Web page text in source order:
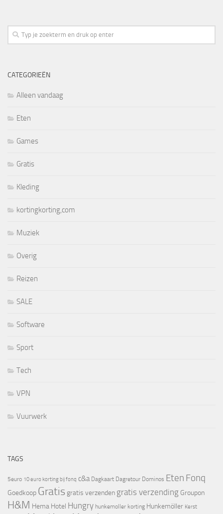
CATEGORIEËN
Alleen vandaag
Eten
Games
Gratis
Kleding
kortingkorting,com
Muziek
Overig
Reizen
SALE
Software
Sport
Tech
VPN
Vuurwerk
TAGS
5euro 10 euro korting bij fonq c&a Dagkaart Dagretour Dominos Eten Fonq
Goedkoop Gratis gratis verzenden gratis verzending Groupon
H&M Hema Hotel Hungry hunkemoller korting Hunkemöller Kerst